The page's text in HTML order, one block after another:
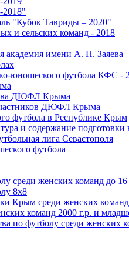
2018"
"Кубок Тавриды – 2020"
и сельских команд - 2018
академия имени А. Н. Заяева
юношеского футбола КФС -
ДЮФЛ Крыма
ДЮФЛ Крыма
футбола в Республике Крым
и содержание
лига Севастополя
футбола
среди женских команд до 16
8х8
Крым среди женских команд
команд 2000 г.р. и
по футболу среди женских